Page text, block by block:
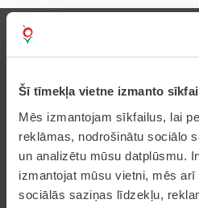
Šī tīmekļa vietne izmanto
Mēs izmantojam sīkfailus, lai
reklāmas, nodrošinātu sociālo
un analizētu mūsu datplūsmu.
izmantojat mūsu vietni, mēs
sociālās saziņas līdzekļu,
Pierakstīties
Pakalpojumi